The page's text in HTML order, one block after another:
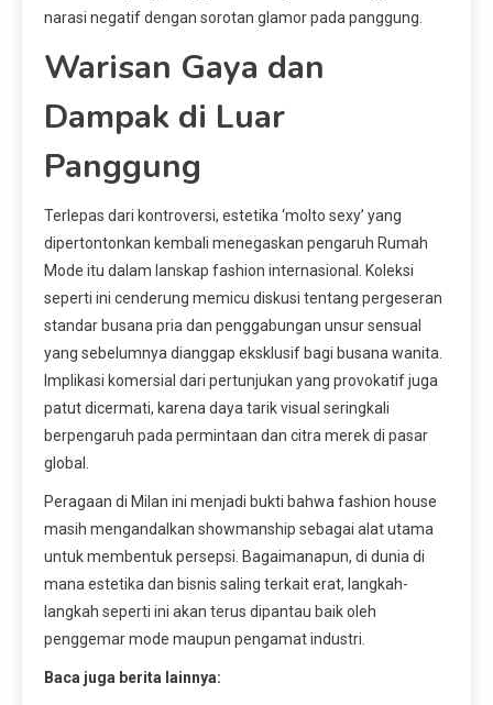
narasi negatif dengan sorotan glamor pada panggung.
Warisan Gaya dan
Dampak di Luar
Panggung
Terlepas dari kontroversi, estetika ‘molto sexy’ yang
dipertontonkan kembali menegaskan pengaruh Rumah
Mode itu dalam lanskap fashion internasional. Koleksi
seperti ini cenderung memicu diskusi tentang pergeseran
standar busana pria dan penggabungan unsur sensual
yang sebelumnya dianggap eksklusif bagi busana wanita.
Implikasi komersial dari pertunjukan yang provokatif juga
patut dicermati, karena daya tarik visual seringkali
berpengaruh pada permintaan dan citra merek di pasar
global.
Peragaan di Milan ini menjadi bukti bahwa fashion house
masih mengandalkan showmanship sebagai alat utama
untuk membentuk persepsi. Bagaimanapun, di dunia di
mana estetika dan bisnis saling terkait erat, langkah-
langkah seperti ini akan terus dipantau baik oleh
penggemar mode maupun pengamat industri.
Baca juga berita lainnya: